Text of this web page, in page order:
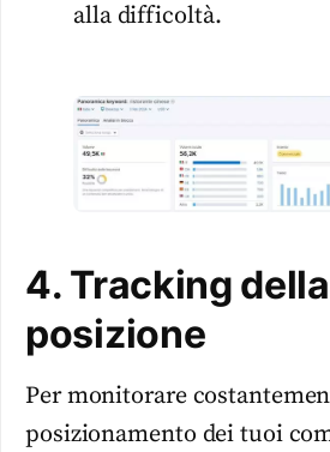
alla difficoltà.
4. Tracking della
posizione
Per monitorare
posizionamento dei tuoi